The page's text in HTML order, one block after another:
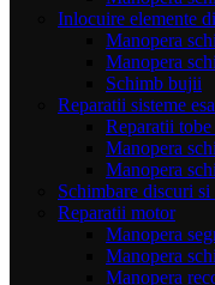
Inlocuire elemente
Manopera
Manopera
Schimb bujii
Reparatii sisteme
Reparatii
Manopera
Manopera
Schimbare discuri si
Reparatii motor
Manopera
Manopera
Manopera